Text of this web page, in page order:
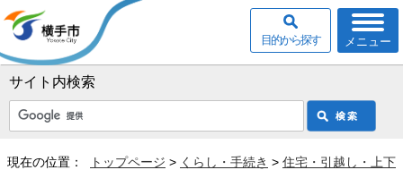
サイト内検索
メニュー
目的から探す
現在の位置： トップページ > くらし・手続き > 住宅・引越し・上下